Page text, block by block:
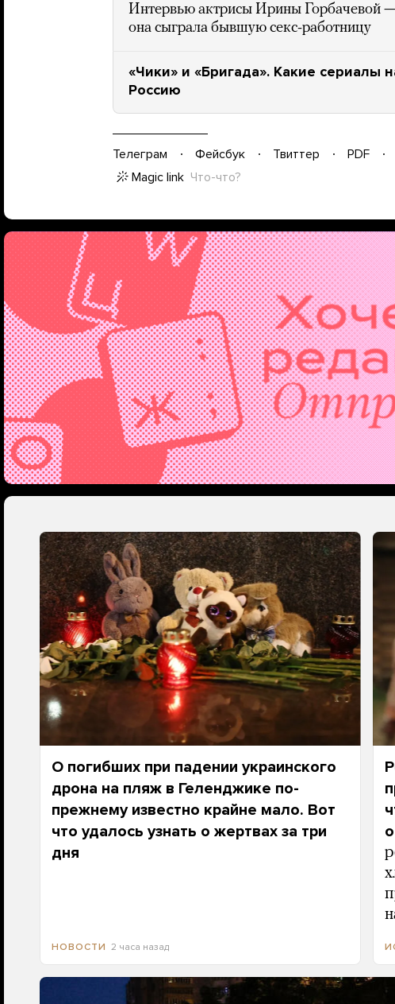
Интервью актрисы Ирины Горбачевой
она сыграла бывшую секс-работницу
«Чики» и «Бригада». Какие сериалы
Россию
Телеграм Фейсбук Твиттер PDF
Magic link Что-что?
О погибших при падении украинского
дрона на пляж в Геленджике по-
прежнему известно крайне мало. Вот
что удалось узнать о жертвах за три
дня
НОВОСТИ 2 часа назад